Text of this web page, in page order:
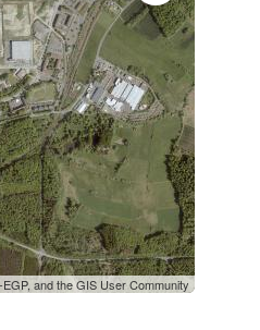
and the GIS User Community